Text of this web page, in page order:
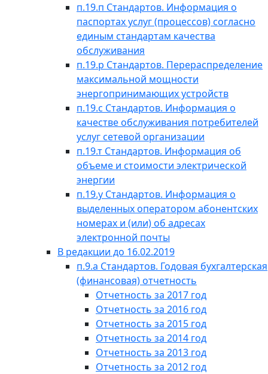
п.19.п Стандартов. Информация о
паспортах услуг (процессов) согласно
единым стандартам качества
обслуживания
п.19.р Стандартов. Перераспределение
максимальной мощности
энергопринимающих устройств
п.19.с Стандартов. Информация о
качестве обслуживания потребителей
услуг сетевой организации
п.19.т Стандартов. Информация об
объеме и стоимости электрической
энергии
п.19.у Стандартов. Информация о
выделенных оператором абонентских
номерах и (или) об адресах
электронной почты
В редакции до 16.02.2019
п.9.а Стандартов. Годовая бухгалтерская
(финансовая) отчетность
Отчетность за 2017 год
Отчетность за 2016 год
Отчетность за 2015 год
Отчетность за 2014 год
Отчетность за 2013 год
Отчетность за 2012 год